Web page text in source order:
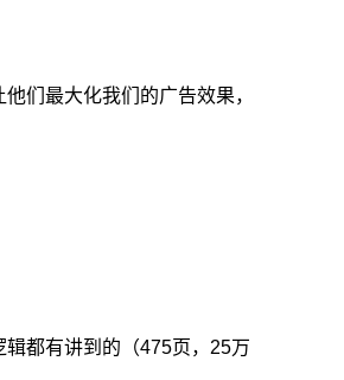
们最大化我们的广告效果，
都有讲到的（475页，25万